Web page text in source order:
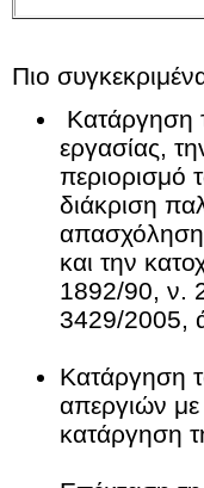
Πιο
Κατάργηση
εργασίας,
περιορισμό
διάκριση
και την
1892/90, ν.
3429/2005,
Κατάργηση
απεργιών με
κατάργηση